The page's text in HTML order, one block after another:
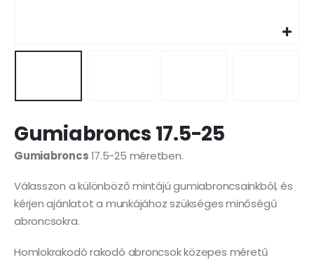
Gumiabroncs 17.5-25
Gumiabroncs17.5-25 méretben.
Válasszon a különböző mintájú gumiabroncsainkból, és
kérjen ajánlatot a munkájához szükséges minőségű
abroncsokra.
Homlokrakodó rakodó abroncsok közepes méretű